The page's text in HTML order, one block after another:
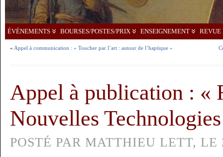
ÉVÉNEMENTS BOURSES/POSTES/PRIX ENSEIGNEMENT REVUE
« Appel à communication : « Toucher par l’art : autour de l’haptique »
Appel à publication : «
Nouvelles
POSTÉ PAR MATTHIEU LETT, LE